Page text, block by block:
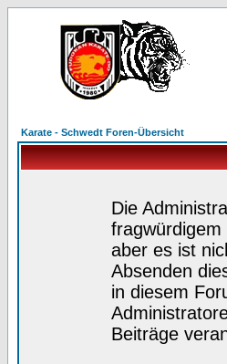
Karate - Schwedt Foren-Übersicht
Die
aber es ist
Absenden
in diesem
Beiträge